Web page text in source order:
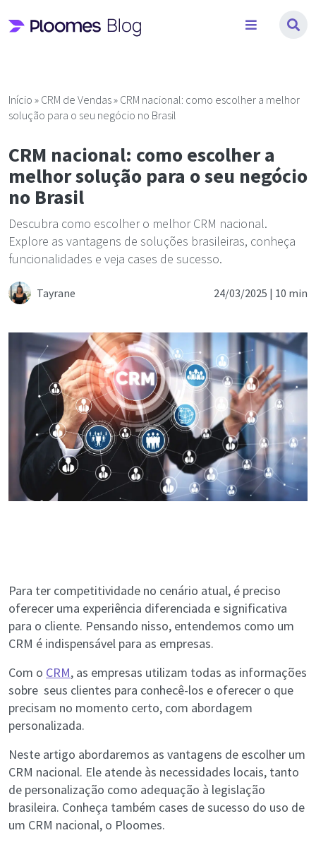
para
Início » CRM de Vendas» CRM nacional: como escolher a melhor
solução para o seu negócio no Brasil
CRM nacional: como escolher a
melhor solução para o seu negócio
no Brasil
Descubra como escolher o melhor CRM nacional.
Explore as vantagens de soluções brasileiras, conheça
funcionalidades e veja cases de sucesso.
Tayrane 24/03/2025 | 10 min
Para ter competitividade no cenário atual, é preciso
oferecer uma experiência diferenciada e significativa
para o cliente. Pensando nisso, entendemos como um
CRM é indispensável para as empresas.
Com o CRM, as empresas utilizam todas as informações
sobre seus clientes para conhecê-los e oferecer o que
precisam no momento certo, com abordagem
personalizada.
Neste artigo abordaremos as vantagens de escolher um
CRM nacional. Ele atende às necessidades locais, tanto
de personalização como adequação à legislação
brasileira. Conheça também cases de sucesso do uso de
um CRM nacional, o Ploomes.